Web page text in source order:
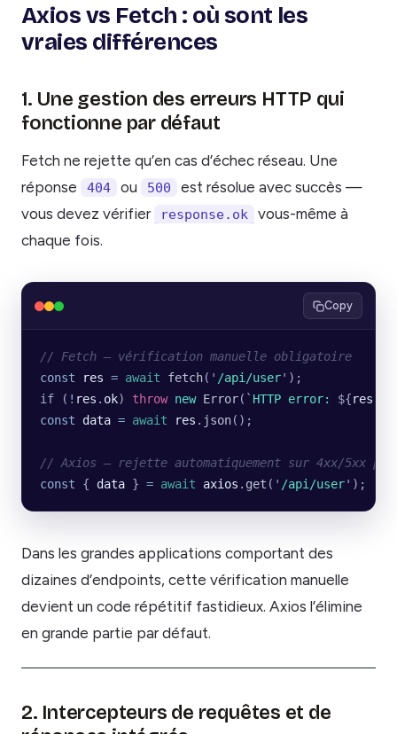
Axios vs Fetch : où sont les
vraies différences
1. Une gestion des erreurs HTTP qui
fonctionne par défaut
Fetch ne rejette qu’en cas d’échec réseau. Une
réponse
404 ou 500
est résolue avec succès —
vous devez vérifier
response.ok
vous-même à
chaque fois.
Copy
// Fetch — vérification manuelle obligatoire
const res = await fetch( ' /api/user' );
if ( ! res . ok) throw new Error( ` HTTP error: ${res
const data = await res . json();
// Axios — rejette automatiquement sur 4xx/5xx
const { data } = await axios . get ( ' /api/user' );
Dans les grandes applications comportant des
dizaines d’endpoints, cette vérification manuelle
devient un code répétitif fastidieux. Axios l’élimine
en grande partie par défaut.
2. Intercepteurs de requêtes et de